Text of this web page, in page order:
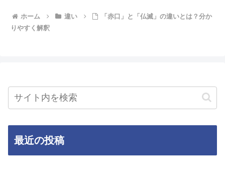
ホーム 違い
「赤口」と「仏滅」の違いとは？分か
りやすく解釈
最近の投稿